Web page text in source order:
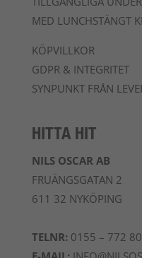
MED LUNCHSTÄNGT
KÖPVILLKOR
GDPR & INTEGRITET
SYNPUNKT FRÅN
HITTA HIT
NILS OSCAR AB
FRUÄNGSGATAN 2
611 32 NYKÖPING
TELNR: 0155 – 772 80